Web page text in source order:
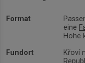
Format
eine
Höhe
Fundort
Křoví